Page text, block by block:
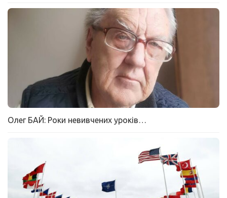
Олег БАЙ: Роки невивчених уроків…